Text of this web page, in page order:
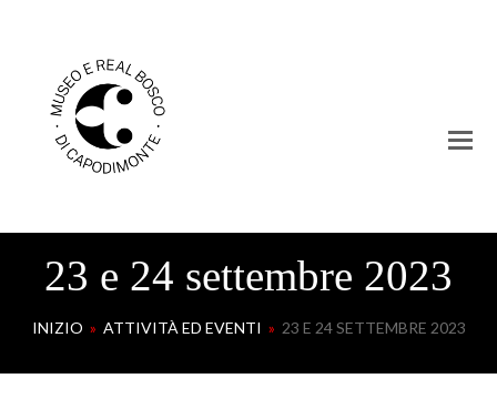
23 e 24 settembre 2023
INIZIO » ATTIVITÀ ED EVENTI » 23 E 24 SETTEMBRE 2023